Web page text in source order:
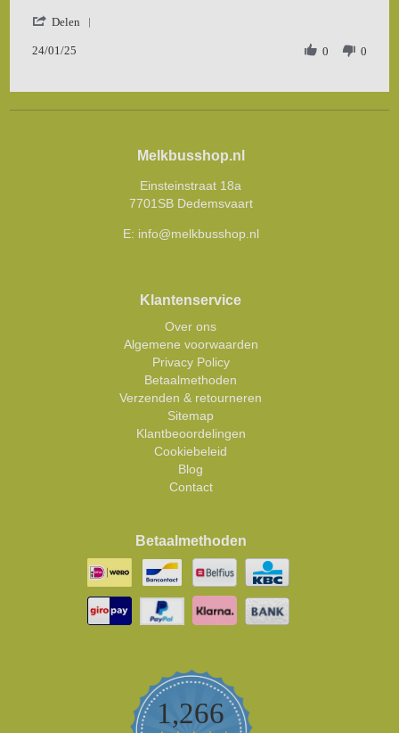
S.
24
tevreden.
Delen
S.
on
24/01/25 0 0
Melkbusshop.nl
Einsteinstraat 18a
7701SB Dedemsvaart
E: info@melkbusshop.nl
Klantenservice
Over ons
Algemene voorwaarden
Privacy Policy
Betaalmethoden
Verzenden & retourneren
Sitemap
Klantbeoordelingen
Cookiebeleid
Blog
Contact
Betaalmethoden
1,266